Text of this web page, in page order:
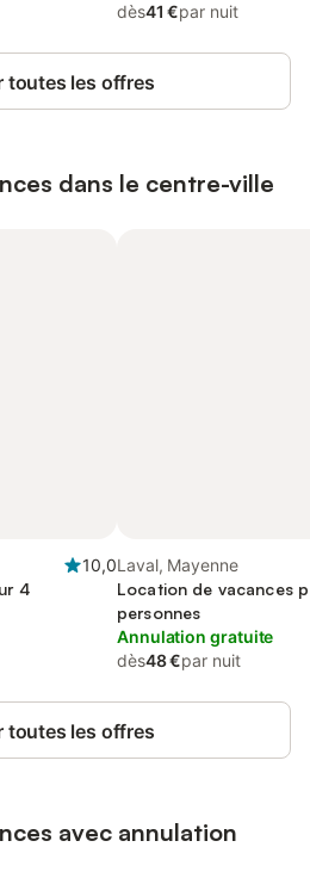
dès41 €par nuit
toutes les offres
dans le centre-ville
10,0
4
Laval, Mayenne
Location de vacances
personnes
Annulation gratuite
dès48 €par nuit
toutes les offres
avec annulation